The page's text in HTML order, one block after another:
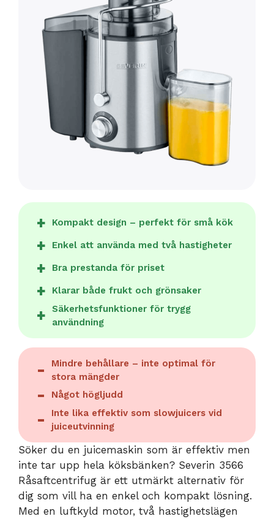
Kompakt design – perfekt för små kök
Enkel att använda med två hastigheter
Bra prestanda för priset
Klarar både frukt och grönsaker
Säkerhetsfunktioner för trygg
användning
Mindre behållare – inte optimal för
stora mängder
Något högljudd
Inte lika effektiv som slowjuicers vid
juiceutvinning
Söker du en juicemaskin som är effektiv men
inte tar upp hela köksbänken? Severin 3566
Råsaftcentrifug är ett utmärkt alternativ för
dig som vill ha en enkel och kompakt lösning.
Med en luftkyld motor, två hastighetslägen